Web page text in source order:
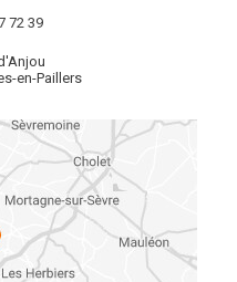
72 39
en-Paillers